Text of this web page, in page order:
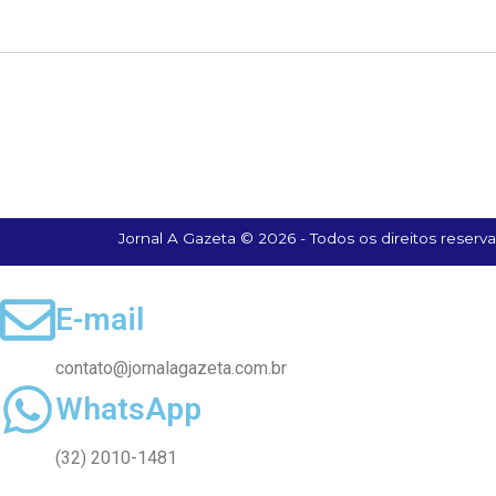
Jornal A Gazeta © 2026 - Todos os direitos
E-mail
contato@jornalagazeta.com.br
WhatsApp
(32) 2010-1481